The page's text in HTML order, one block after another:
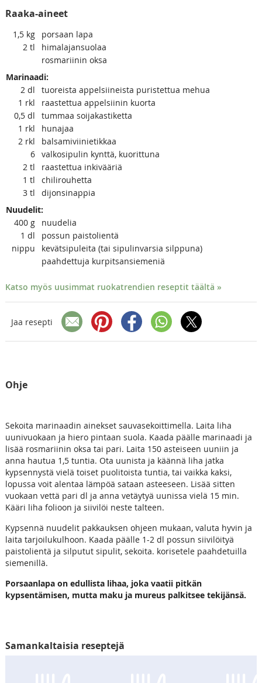
Raaka-aineet
1,5 kg
porsaan lapa
2 tl
himalajansuolaa
rosmariinin oksa
Marinaadi:
2 dl
tuoreista appelsiineista puristettua mehua
1 rkl
raastettua appelsiinin kuorta
0,5 dl
tummaa soijakastiketta
1 rkl
hunajaa
2 rkl
balsamiviinietikkaa
6 valkosipulin kynttä, kuorittuna
2 tl
raastettua inkivääriä
1 tl
chilirouhetta
3 tl
dijonsinappia
Nuudelit:
400 g
nuudelia
1 dl
possun paistolientä
nippu
kevätsipuleita (tai sipulinvarsia silppuna)
paahdettuja kurpitsansiemeniä
Katso myös uusimmat ruokatrendien reseptit täältä »
Jaa resepti
Ohje
Sekoita marinaadin ainekset sauvasekoittimella. Laita liha
uunivuokaan ja hiero pintaan suola. Kaada päälle marinaadi ja
lisää rosmariinin oksa tai pari. Laita 150 asteiseen uuniin ja
anna hautua 1,5 tuntia. Ota uunista ja käännä liha jatka
kypsennystä vielä toiset puolitoista tuntia, tai vaikka kaksi,
lopussa voit alentaa lämpöä sataan asteeseen. Lisää sitten
vuokaan vettä pari dl ja anna vetäytyä uunissa vielä 15 min.
Kääri liha folioon ja siivilöi neste talteen.
Kypsennä nuudelit pakkauksen ohjeen mukaan, valuta hyvin ja
laita tarjoilukulhoon. Kaada päälle 1-2 dl possun siivilöityä
paistolientä ja silputut sipulit, sekoita. korisetele paahdetuilla
siemenillä.
Porsaanlapa on edullista lihaa, joka vaatii pitkän
kypsentämisen, mutta maku ja mureus palkitsee tekijänsä.
Samankaltaisia reseptejä